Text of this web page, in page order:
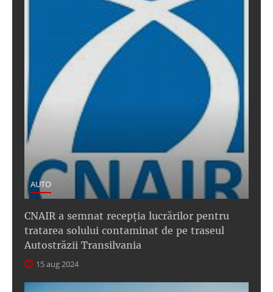
AUTO
CNAIR a semnat recepţia lucrărilor pentru
tratarea solului contaminat de pe traseul
Autostrăzii Transilvania
15 aug 2024